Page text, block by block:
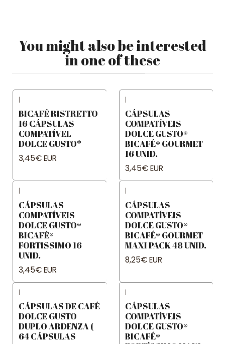
You might also be interested
in one of these
|
BICAFÉ RISTRETTO
16 CÁPSULAS
COMPATÍVEL
DOLCE GUSTO*
3,45€ EUR
|
CÁPSULAS
COMPATÍVEIS
DOLCE GUSTO®
BICAFÉ® GOURMET
16 UNID.
3,45€ EUR
|
CÁPSULAS
COMPATÍVEIS
DOLCE GUSTO®
BICAFÉ®
FORTISSIMO 16
UNID.
3,45€ EUR
|
CÁPSULAS
COMPATÍVEIS
DOLCE GUSTO®
BICAFÉ® GOURMET
MAXI PACK 48 UNID.
8,25€ EUR
|
CÁPSULAS DE CAFÉ
DOLCE GUSTO
DUPLO ARDENZA (
64 CÁPSULAS
|
CÁPSULAS
COMPATÍVEIS
DOLCE GUSTO®
BICAFÉ®